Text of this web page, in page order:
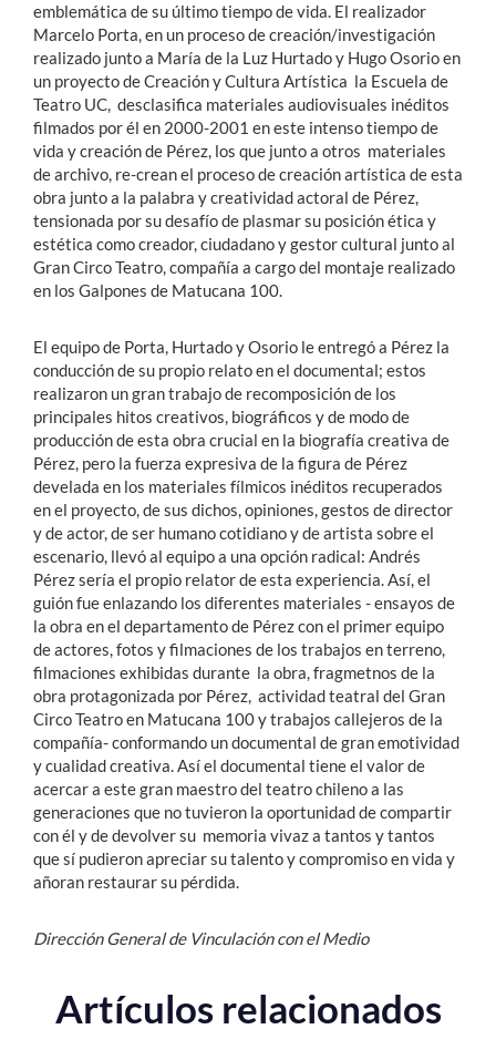
emblemática de su último tiempo de vida. El realizador
Marcelo Porta, en un proceso de creación/investigación
realizado junto a María de la Luz Hurtado y Hugo Osorio en
un proyecto de Creación y Cultura Artística la Escuela de
Teatro UC, desclasifica materiales audiovisuales inéditos
filmados por él en 2000-2001 en este intenso tiempo de
vida y creación de Pérez, los que junto a otros materiales
de archivo, re-crean el proceso de creación artística de esta
obra junto a la palabra y creatividad actoral de Pérez,
tensionada por su desafío de plasmar su posición ética y
estética como creador, ciudadano y gestor cultural junto al
Gran Circo Teatro, compañía a cargo del montaje realizado
en los Galpones de Matucana 100.
El equipo de Porta, Hurtado y Osorio le entregó a Pérez la
conducción de su propio relato en el documental; estos
realizaron un gran trabajo de recomposición de los
principales hitos creativos, biográficos y de modo de
producción de esta obra crucial en la biografía creativa de
Pérez, pero la fuerza expresiva de la figura de Pérez
develada en los materiales fílmicos inéditos recuperados
en el proyecto, de sus dichos, opiniones, gestos de director
y de actor, de ser humano cotidiano y de artista sobre el
escenario, llevó al equipo a una opción radical: Andrés
Pérez sería el propio relator de esta experiencia. Así, el
guión fue enlazando los diferentes materiales - ensayos de
la obra en el departamento de Pérez con el primer equipo
de actores, fotos y filmaciones de los trabajos en terreno,
filmaciones exhibidas durante la obra, fragmetnos de la
obra protagonizada por Pérez, actividad teatral del Gran
Circo Teatro en Matucana 100 y trabajos callejeros de la
compañía- conformando un documental de gran emotividad
y cualidad creativa. Así el documental tiene el valor de
acercar a este gran maestro del teatro chileno a las
generaciones que no tuvieron la oportunidad de compartir
con él y de devolver su memoria vivaz a tantos y tantos
que sí pudieron apreciar su talento y compromiso en vida y
añoran restaurar su pérdida.
Dirección General de Vinculación con el Medio
Artículos relacionados